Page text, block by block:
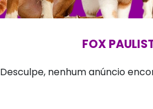
FOX
Desculpe, nenhum anúncio